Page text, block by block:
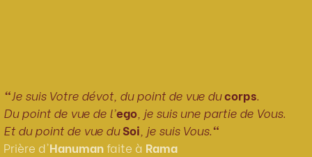
"Je suis Votre dévot, du point de vue ducorps.
Du point de vue de l'ego, je suis une partie de Vous.
Et du point de vue duSoi, je suis Vous."
Prière d'Hanumanfaite à Rama